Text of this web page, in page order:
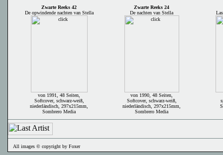
Zwarte Reeks 42
De opwindende nachten van Stella
Zwarte Reeks 24
De nachten van Stella
von 1991, 48 Seiten,
Softcover, schwarz-weiß,
niederländisch, 297x215mm,
Sombrero Media
von 1990, 48 Seiten,
Softcover, schwarz-weiß,
niederländisch, 297x215mm,
Sombrero Media
All images © copyright by Foxer